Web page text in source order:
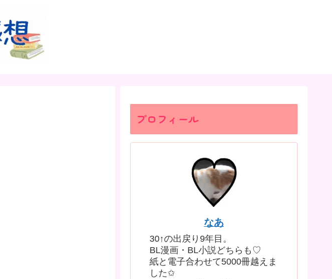
プロフィール
なあ
30↑の出戻り9年目。
BL漫画・BL小説どちらも♡
紙と電子合わせて5000冊越えま
した✩